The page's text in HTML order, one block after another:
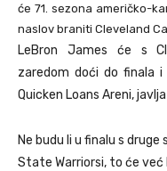
će 71. sezona američko-
naslov braniti Cleveland
LeBron James će s
zaredom doći do finala
Quicken Loans Areni, javlja
Ne budu li u finalu s
State Warriorsi, to će već